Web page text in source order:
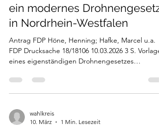
ein modernes Drohnengesetz
in Nordrhein-Westfalen
Antrag FDP Höne, Henning; Hafke, Marcel u.a.
FDP Drucksache 18/18106 10.03.2026 3 S. Vorlage
eines eigenständigen Drohnengesetzes
Drohneneinsätze; Speicher- und Löschfristen für
drohnenbasierte Bild- und Videodateien;
Drohnendaten; Stärkung der
wahlkreis
10. März
1 Min. Lesezeit